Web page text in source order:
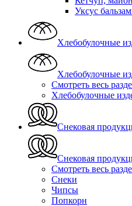
Уксус
Хлебобулочные
Хлебобулочные
Смотреть весь
Хлебобулочные
Снековая
Снековая
Смотреть весь
Снеки
Чипсы
Попкорн